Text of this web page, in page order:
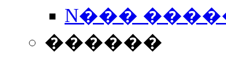
N���
������